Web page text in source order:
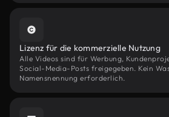
Lizenz für die kommerzielle Nutzung
Alle Videos sind für Werbung,
Social-Media-Posts freigegeben. Kein
Namensnennung erforderlich.